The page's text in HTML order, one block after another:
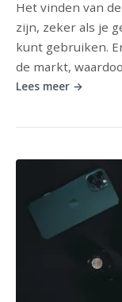
Het vinden van
zijn, zeker als je
kunt gebruiken.
de markt,
Lees meer →